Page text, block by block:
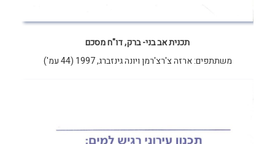
תכנית אב בני- ברק, דו"ח מסכם
משתתפים: ארזה צ'רצ'רמן ויונה גינזברג, 1997 (44 עמ')